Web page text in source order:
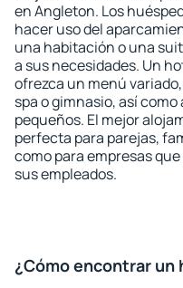
en Angleton. Los
hacer uso del
una habitación o una
a sus necesidades. Un
ofrezca un menú
spa o gimnasio, así
pequeños. El mejor
perfecta para parejas,
como para empresas
sus empleados.
¿Cómo encontrar